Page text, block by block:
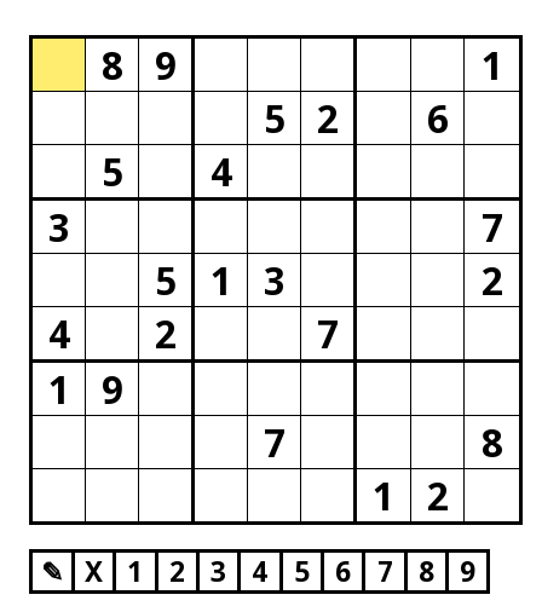
8 9
1
5
2
6
5
4
3
7
5
1 3
2
4
2
7
1
9
7
8
1
2
✎ X 1 2 3 4 5 6 7 8 9